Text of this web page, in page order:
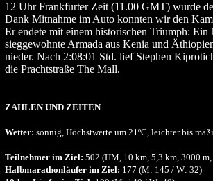
12 Uhr Frankfurter Zeit (11.00 GMT) wurde
Dank Mitnahme im Auto konnten wir den
Er endete mit einem historischen Triumph:
sieggewohnte Armada aus Kenia und
nieder. Nach 2:08:01 Std. lief Stephen
die Prachtstraße The Mall.
ZAHLEN UND ZEITEN
Wetter: sonnig, Höchstwerte um 21ºC, leichter bis
Teilnehmer im Ziel: 502 (HM, 10 km, 5,3 km, 3000
Halbmarathonläufer im Ziel: 177 (M: 145 / W: 32)